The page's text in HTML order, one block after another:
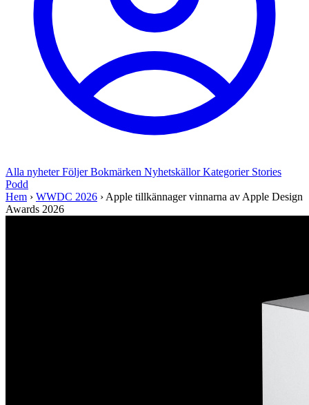
Alla nyheterFöljerBokmärken NyhetskällorKategorier Stories
Podd
Hem › WWDC 2026 › Apple tillkännager vinnarna av Apple Design
Awards 2026